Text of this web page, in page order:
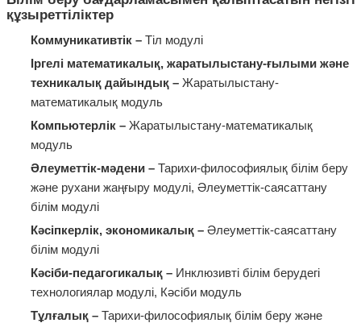
құзыреттіліктер
Коммуникативтік – Тіл модулі
Іргелі математикалық, жаратылыстану-ғылыми және
техникалық дайындық – Жаратылыстану-
математикалық модуль
Компьютерлік – Жаратылыстану-математикалық
модуль
Әлеуметтік-мәдени – Тарихи-философиялық білім беру
және рухани жаңғыру модулі, Әлеуметтік-саясаттану
білім модулі
Кәсіпкерлік, экономикалық – Әлеуметтік-саясаттану
білім модулі
Кәсіби-педагогикалық – Инклюзивті білім берудегі
технологиялар модулі, Кәсіби модуль
Тұлғалық – Тарихи-философиялық білім беру және